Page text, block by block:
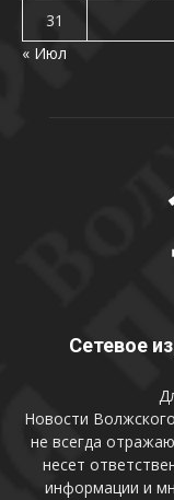
31
« Июл
Сетевое
Новости
не всегда
несет
информации и